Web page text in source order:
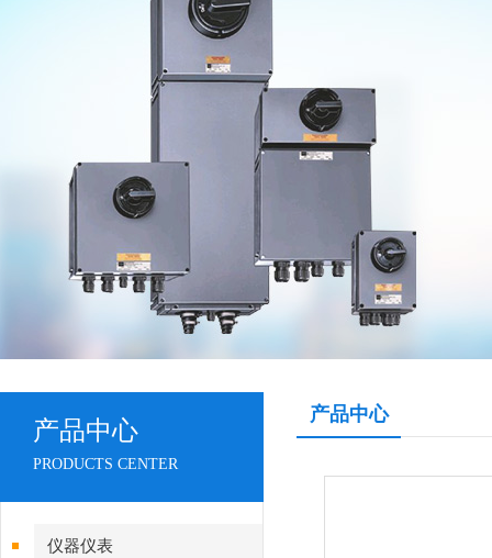
产品中心
PRODUCTS CENTER
仪器仪表
产品中心